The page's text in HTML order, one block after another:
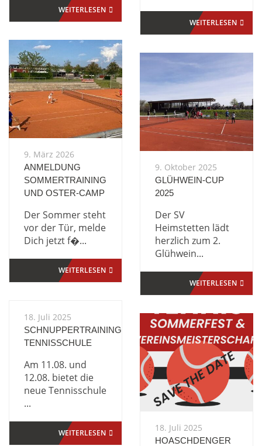
WEITERLESEN
WEITERLESEN
9. März 2026
ANMELDUNG
SOMMERTRAINING
UND OSTER-CAMP
Der Sommer steht
vor der Tür, melde
Dich jetzt f�...
WEITERLESEN
9. Oktober 2025
GLÜHWEIN-CUP
2025
Der SV
Heimstetten lädt
herzlich zum 2.
Glühwein...
WEITERLESEN
18. Juli 2025
SCHNUPPERTRAINING
TENNISSCHULE
Am 11.08. und
12.08. bietet die
neue Tennisschule
...
WEITERLESEN 18. Juli 2025
HOASCHDENGER